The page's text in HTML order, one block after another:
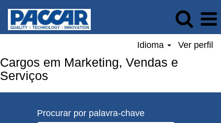
Idioma Ver perfil
Cargos em Marketing, Vendas e
Serviços
Procurar por palavra-chave